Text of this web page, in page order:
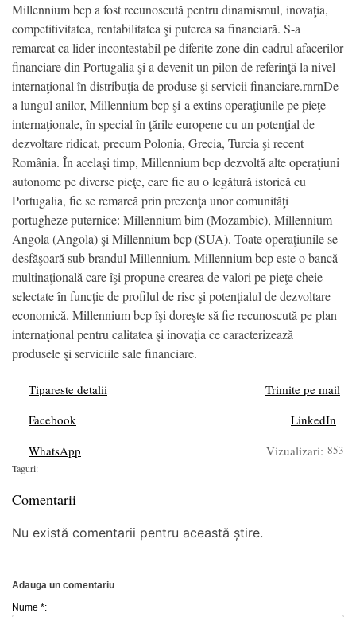
Millennium bcp a fost recunoscută pentru dinamismul, inovaţia,
competitivitatea, rentabilitatea şi puterea sa financiară. S-a
remarcat ca lider incontestabil pe diferite zone din cadrul afacerilor
financiare din Portugalia şi a devenit un pilon de referinţă la nivel
internaţional în distribuţia de produse şi servicii financiare.rnrnDe-
a lungul anilor, Millennium bcp şi-a extins operaţiunile pe pieţe
internaţionale, în special în ţările europene cu un potenţial de
dezvoltare ridicat, precum Polonia, Grecia, Turcia şi recent
România. În acelaşi timp, Millennium bcp dezvoltă alte operaţiuni
autonome pe diverse pieţe, care fie au o legătură istorică cu
Portugalia, fie se remarcă prin prezenţa unor comunităţi
portugheze puternice: Millennium bim (Mozambic), Millennium
Angola (Angola) şi Millennium bcp (SUA). Toate operaţiunile se
desfăşoară sub brandul Millennium. Millennium bcp este o bancă
multinaţională care îşi propune crearea de valori pe pieţe cheie
selectate în funcţie de profilul de risc şi potenţialul de dezvoltare
economică. Millennium bcp îşi doreşte să fie recunoscută pe plan
internaţional pentru calitatea şi inovaţia ce caracterizează
produsele şi serviciile sale financiare.
Tipareste detalii
Trimite pe mail
Facebook
LinkedIn
WhatsApp
Vizualizari: 853
Taguri:
Comentarii
Nu există comentarii pentru această știre.
Adauga un comentariu
Nume *: